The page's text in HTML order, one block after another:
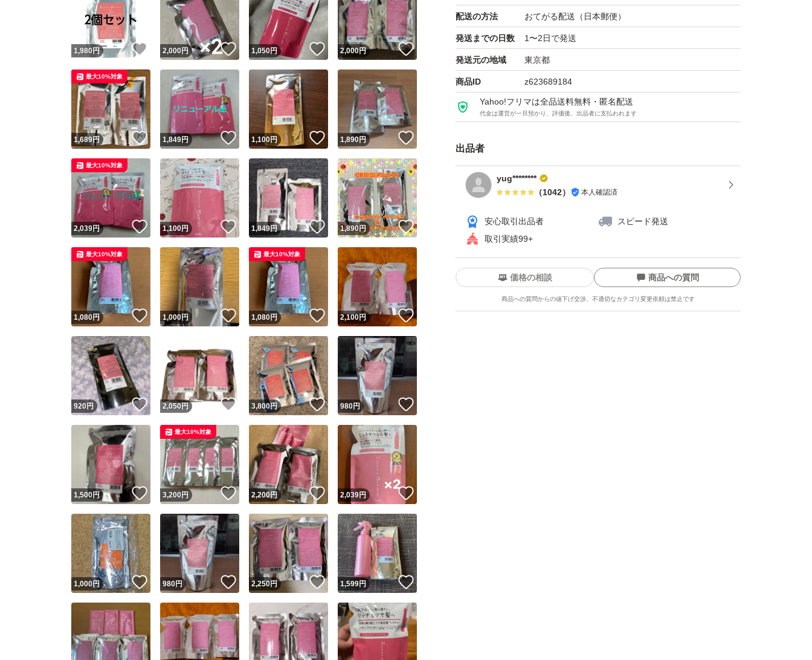
配送の方法 おてがる配送（日本郵便）
発送までの日数 1〜2日で発送
発送元の地域 東京都
商品ID z623689184
Yahoo!フリマは全品送料無料・匿名配送
代金は運営が一旦預かり、評価後、出品者に支払われます
出品者
yug********
（1042） 本人確認済
安心取引出品者
スピード発送
取引実績99+
ユーザーの実績について
Yahoo!フリマが定めた一定の基準を満たしたユーザーにバッジを付与しています
安心取引出品者
安心取引出品者 Yahoo!フリマの基準をクリアした安心・安全なユーザーです
取引実績
取引実績◯+ このユーザーはYahoo!フリマの取引を完了させた実績があります
他フリマ実績◯+ このユーザーは他フリマサービスでの取引実績があります
スピード&安心発送
※このバッジは実績に基づく表示であり、発送を保証しているものではありません
スピード＆安心発送
このユーザーは高頻度で24時間以内＆設定した発送日数内に発送してい
ます
価格の相談 商品への質問
商品への質問からの値下げ交渉、不適切なカテゴリ変更依頼は禁止です
この商品の情報をコピーします
商品画像の無断転載は禁止されています
コピーは1商品につき1回です
出品ページへ
キャンセル
1,980円 いいね！
2,000円 いいね！
1,050円 いいね！
2,000円 いいね！
1,689円 いいね！
最大10%対象
1,849円 いいね！
1,100円 いいね！
1,890円
2,039円 いいね！
最大10%対象
1,100円 いいね！
1,849円 いいね！
1,890円 いいね！
1,080円 いいね！
最大10%対象
1,000円 いいね！
1,080円 いいね！
最大10%対象
2,100円 いいね！
920円 いいね！
2,050 円 いいね！
3,800円 いいね！
980円
1,500円 いいね！
3,200円 いいね！
最大10%対象
2,200円 いいね！
2,039円
1,000円 いいね！
980円 いいね！
2,250円 いいね！
1,599円 いいね！